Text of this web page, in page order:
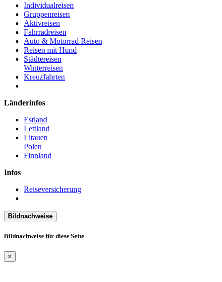
Individualreisen
Gruppenreisen
Aktivreisen
Fahrradreisen
Auto & Motorrad Reisen
Reisen mit Hund
Städtereisen
Winterreisen
Kreuzfahrten
Länderinfos
Estland
Lettland
Litauen
Polen
Finnland
Infos
Reiseversicherung
Bildnachweise
Bildnachweise für diese Seite
×